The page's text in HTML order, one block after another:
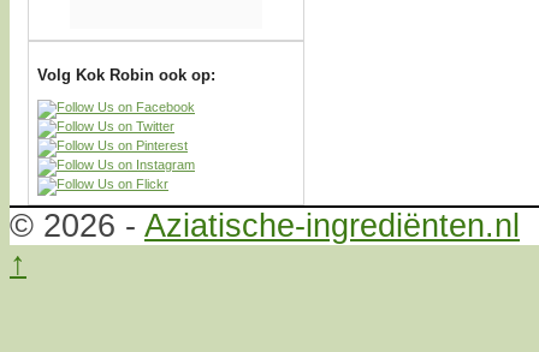
Volg Kok Robin ook op:
© 2026 - Aziatische-ingrediënten.nl
↑